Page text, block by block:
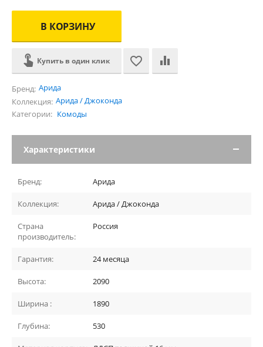
В КОРЗИНУ
Купить в один клик
Бренд: Арида
Коллекция: Арида / Джоконда
Категории: Комоды
Характеристики
Бренд: Арида
Коллекция: Арида / Джоконда
Страна
производитель:
Россия
Гарантия: 24 месяца
Высота: 2090
Ширина : 1890
Глубина: 530